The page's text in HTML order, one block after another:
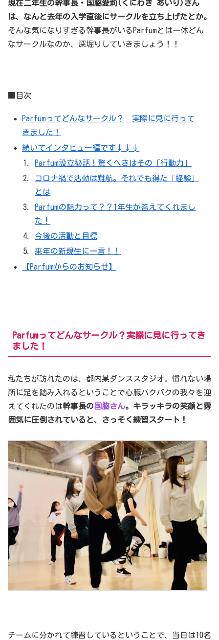
現在二年生の幹事長・国脇愛莉(くにわき あいり)さん
は、なんと去年の入学直後にサークルを立ち上げたとか。
そんな気になりすぎる幹事長がいるParfumとは一体どん
なサークルなのか、深堀りしていきましょう！！
■目次
Parfumってどんなサークル？ 実際に見に行って
きました！
続いてインタビュー編です↓↓↓
Parfum設立秘話！驚くべきはその「行動力」
コロナ禍で活動は難航。それでも得た「経験」
とは
Parfumの魅力って？？1年生が答えてくれまし
た！
今後の活動と目標
来年の新規生に一言！！
【Parfumからのお知らせ】
Parfumってどんなサークル？実際に見に行ってき
ました！
私たちが訪れたのは、都内某ダンススタジオ。慣れない場
所に足を踏み入れるということで心臓バクバクの我々を迎
えてくれたのは幹事長の 国脇さん。キラッキラの笑顔と雰
囲気に圧倒されていると、さっそく練習スタート！
チームに分かれて練習しているということで、当日は10名